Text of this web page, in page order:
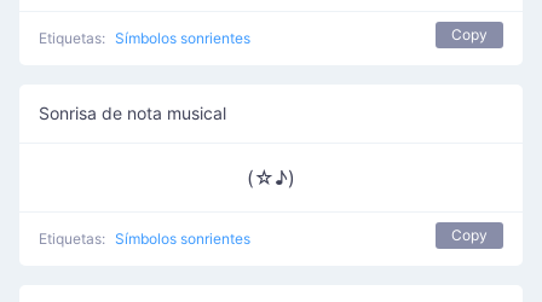
Etiquetas: Símbolos sonrientes Copy
Sonrisa de nota musical
(☆♪)
Etiquetas: Símbolos sonrientes Copy